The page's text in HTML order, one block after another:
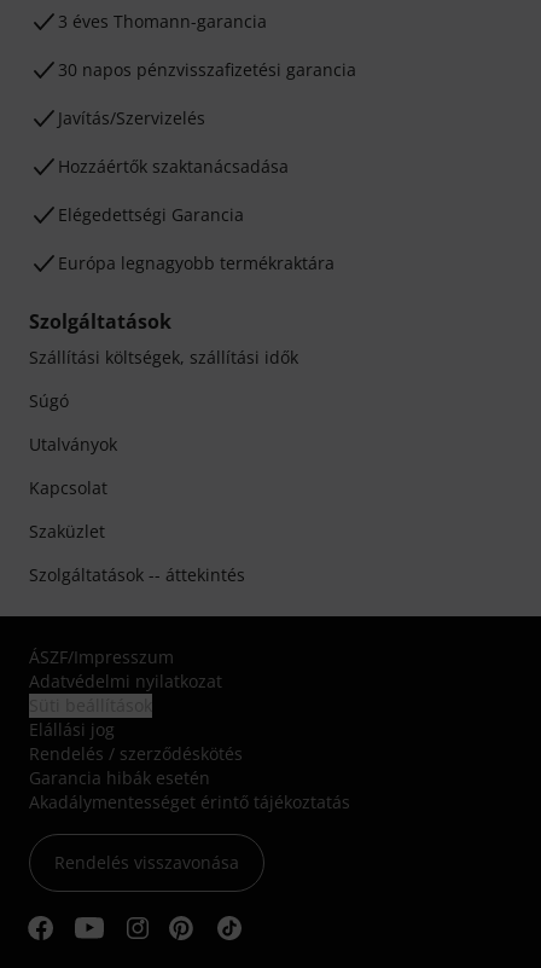
3 éves Thomann-garancia
30 napos pénzvisszafizetési garancia
Javítás/Szervizelés
Hozzáértők szaktanácsadása
Elégedettségi Garancia
Európa legnagyobb termékraktára
Szolgáltatások
Szállítási költségek, szállítási idők
Súgó
Utalványok
Kapcsolat
Szaküzlet
Szolgáltatások -- áttekintés
ÁSZF/Impresszum
Adatvédelmi nyilatkozat
Elállási jog
Rendelés / szerződéskötés
Garancia hibák esetén
Akadálymentességet érintő tájékoztatás
Rendelés visszavonása